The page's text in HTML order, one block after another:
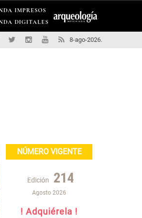
IMPRESOS
DIGITALES
8-ago-2026.
NÚMERO VIGENTE
Edición 214
Agosto 2026
! Adquiérela !